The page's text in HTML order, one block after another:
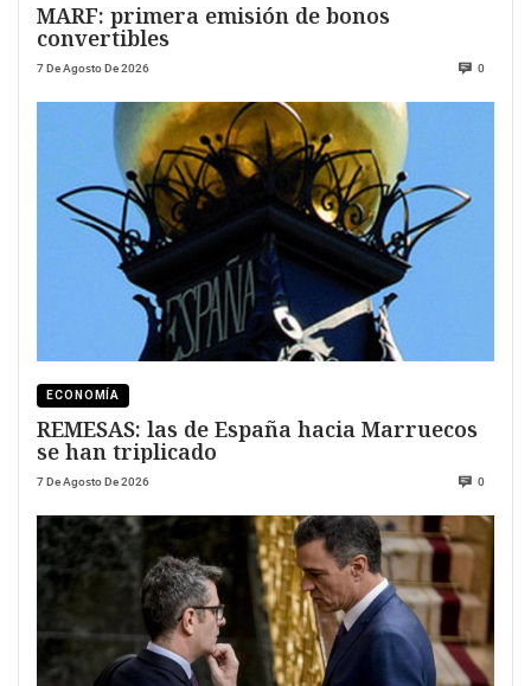
MARF: primera emisión de bonos
convertibles
7 De Agosto De 2026 0
ECONOMÍA
REMESAS: las de España hacia Marruecos
se han triplicado
7 De Agosto De 2026 0